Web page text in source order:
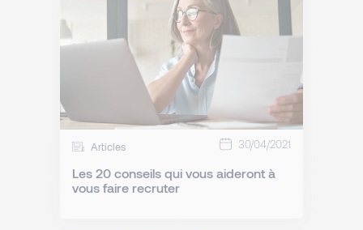
Articles 30/04/2021
Les 20 conseils qui vous aideront à
vous faire recruter